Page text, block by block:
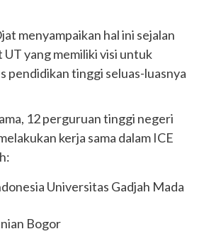
menyampaikan hal ini sejalan
UT yang memiliki visi untuk
pendidikan tinggi seluas-luasnya
12 perguruan tinggi negeri
kerja sama dalam ICE
Universitas Gadjah Mada
Bogor